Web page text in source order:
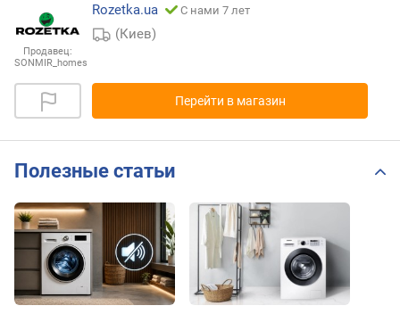
Продавец:
SONMIR_homes
Rozetka.ua
С нами 7 лет
(Киев)
Перейти в магазин
Полезные статьи